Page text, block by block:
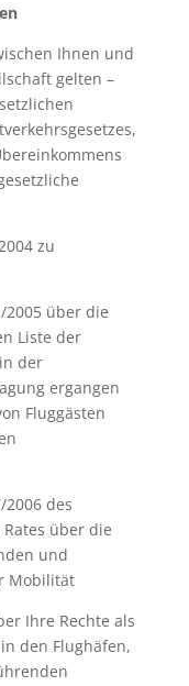
Ihnen und
gelten –
zu
2005 über die
Liste der
der
ergangen
Fluggästen
2006 des
über die
und
Mobilität
Ihre Rechte als
den Flughäfen,